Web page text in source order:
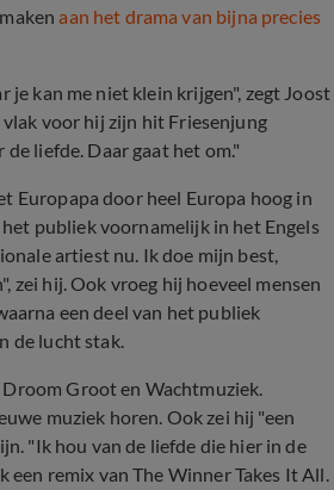
aan het drama van bijna precies
je kan me niet klein krijgen", zegt Joost
voor hij zijn hit Friesenjung
liefde. Daar gaat het om."
Europapa door heel Europa hoog in
publiek voornamelijk in het Engels
artiest nu. Ik doe mijn best,
zei hij. Ook vroeg hij hoeveel mensen
een deel van het publiek
de lucht stak.
Droom Groot en Wachtmuziek.
muziek horen. Ook zei hij "een
"Ik hou van de liefde die hier in de
een remix van The Winner Takes It All.